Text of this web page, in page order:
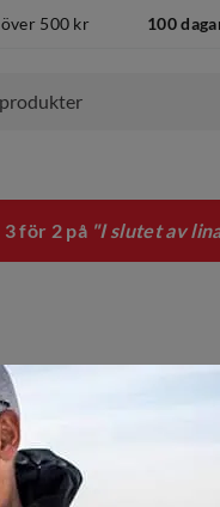
över 500 kr 100
3 för 2 på "I slutet av